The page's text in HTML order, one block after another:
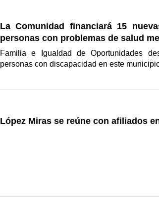
La Comunidad financiará 15
personas con problemas de salud
Familia e Igualdad de Oportunidades
personas con discapacidad en este
López Miras se reúne con afiliados